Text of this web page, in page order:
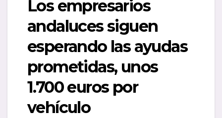
Los empresarios
andaluces siguen
esperando las ayudas
prometidas, unos
1.700 euros por
vehículo